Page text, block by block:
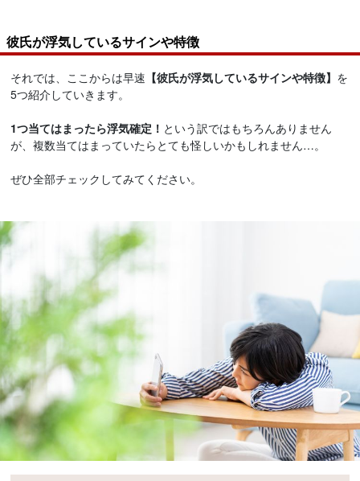
彼氏が浮気しているサインや特徴
それでは、ここからは早速 【彼氏が浮気しているサインや特徴】 を
5つ紹介していきます。
1つ当てはまったら浮気確定！ という訳ではもちろんありません
が、複数当てはまっていたらとても怪しいかもしれません…。
ぜひ全部チェックしてみてください。